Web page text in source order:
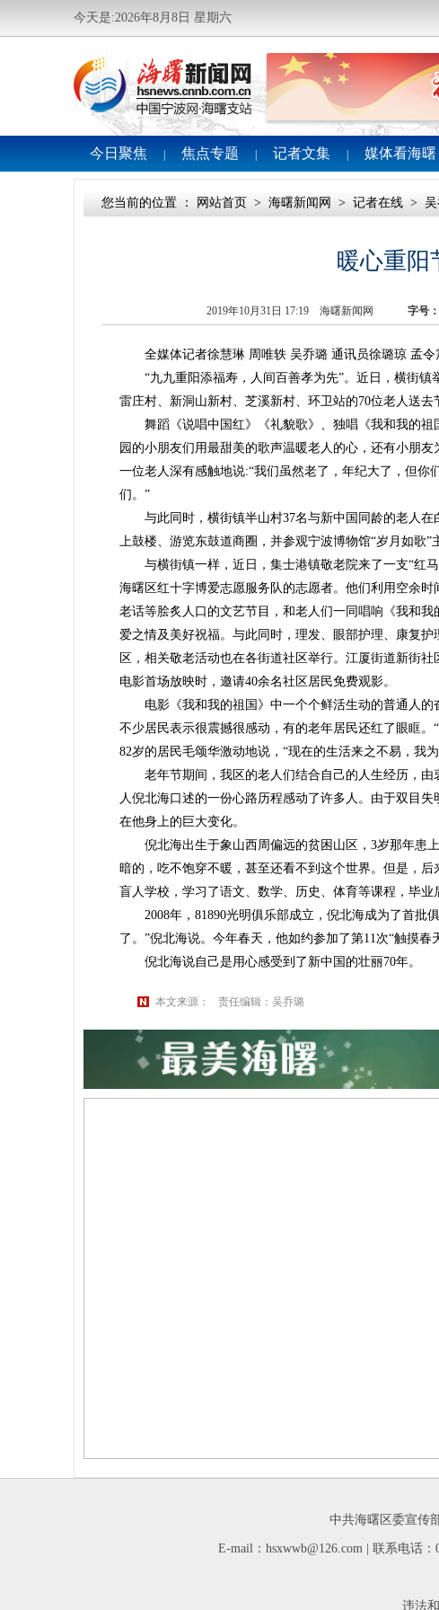
今天是:2026年8月8日 星期六
今日聚焦 焦点专题 记者文集 媒体看海曙
您当前的位置 ： 网站首页 > 海曙新闻网 > 记者在线 >
暖心重阳
2019年10月31日 17:19 海曙新闻网 字号：
全媒体记者徐慧琳 周唯轶 吴乔璐 通讯员徐璐琼 孟令
“九九重阳添福寿，人间百善孝为先”。近日，横街镇
雷庄村、新洞山新村、芝溪新村、环卫站的70位老人送去
舞蹈《说唱中国红》《礼貌歌》、独唱《我和我的祖
园的小朋友们用最甜美的歌声温暖老人的心，还有小朋
一位老人深有感触地说:“我们虽然老了，年纪大了，但
们。”
与此同时，横街镇半山村37名与新中国同龄的老人在
上鼓楼、游览东鼓道商圈，并参观宁波博物馆“岁月如歌”
与横街镇一样，近日，集士港镇敬老院来了一支“红马
海曙区红十字博爱志愿服务队的志愿者。他们利用空余
老话等脍炙人口的文艺节目，和老人们一同唱响《我和
爱之情及美好祝福。与此同时，理发、眼部护理、康复
区，相关敬老活动也在各街道社区举行。江厦街道新街
电影首场放映时，邀请40余名社区居民免费观影。
电影《我和我的祖国》中一个个鲜活生动的普通人的
不少居民表示很震撼很感动，有的老年居民还红了眼眶
82岁的居民毛颂华激动地说，“现在的生活来之不易，我
老年节期间，我区的老人们结合自己的人生经历，由
人倪北海口述的一份心路历程感动了许多人。由于双目
在他身上的巨大变化。
倪北海出生于象山西周偏远的贫困山区，3岁那年患上
暗的，吃不饱穿不暖，甚至还看不到这个世界。但是，
盲人学校，学习了语文、数学、历史、体育等课程，毕业
2008年，81890光明俱乐部成立，倪北海成为了首批
了。”倪北海说。今年春天，他如约参加了第11次“触摸春
倪北海说自己是用心感受到了新中国的壮丽70年。
本文来源： 责任编辑：吴乔璐
中共海曙区委宣传
E-mail：hsxwwb@126.com | 联系电话
违法